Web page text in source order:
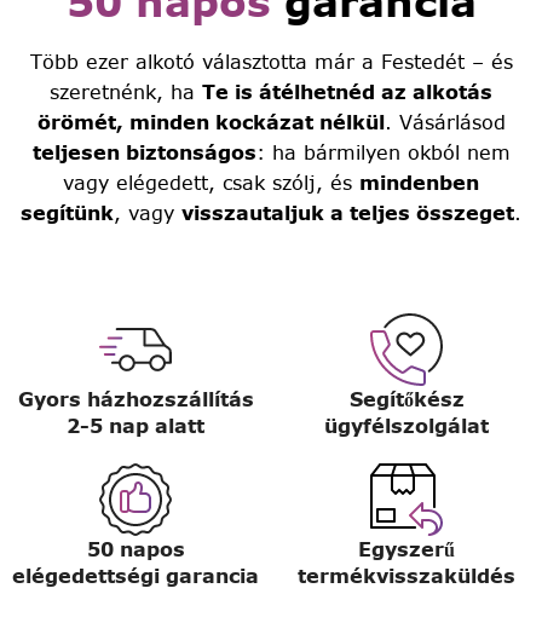
Több ezer alkotó választotta már a Festedét – és
szeretnénk, ha Te is átélhetnéd az alkotás
örömét, minden kockázat nélkül. Vásárlásod
teljesen biztonságos: ha bármilyen okból nem
vagy elégedett, csak szólj, és mindenben
segítünk, vagy visszautaljuk a teljes összeget.
Gyors házhozszállítás
2-5 nap alatt
Segítőkész
ügyfélszolgálat
50 napos
elégedettségi garancia
Egyszerű
termékvisszaküldés